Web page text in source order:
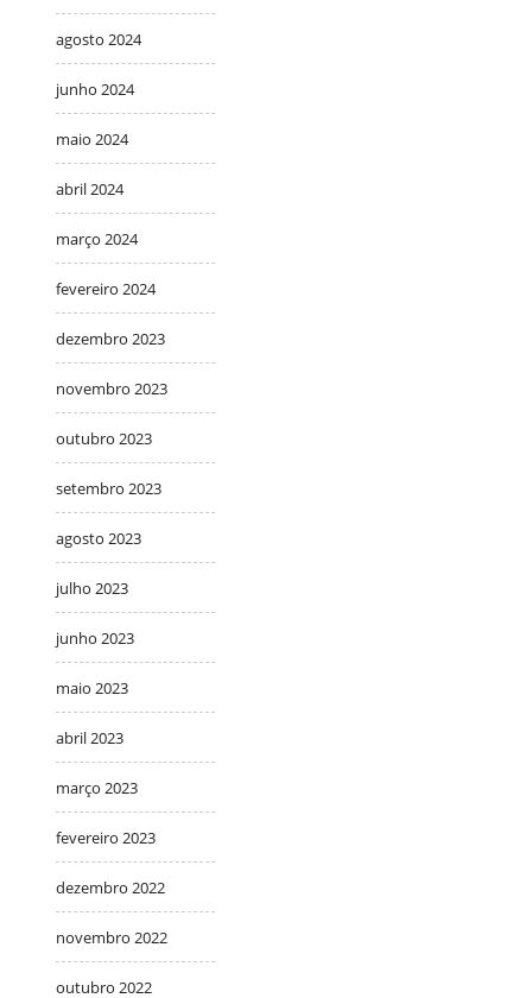
agosto 2024
junho 2024
maio 2024
abril 2024
março 2024
fevereiro 2024
dezembro 2023
novembro 2023
outubro 2023
setembro 2023
agosto 2023
julho 2023
junho 2023
maio 2023
abril 2023
março 2023
fevereiro 2023
dezembro 2022
novembro 2022
outubro 2022